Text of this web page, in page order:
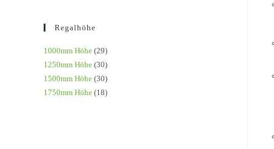
Regalhöhe
1000mm Höhe (29)
1250mm Höhe (30)
1500mm Höhe (30)
1750mm Höhe (18)